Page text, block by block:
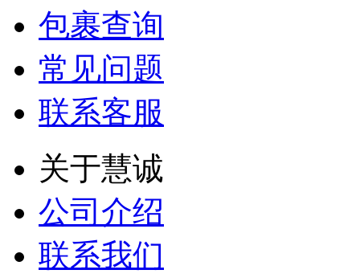
包裹查询
常见问题
联系客服
关于慧诚
公司介绍
联系我们